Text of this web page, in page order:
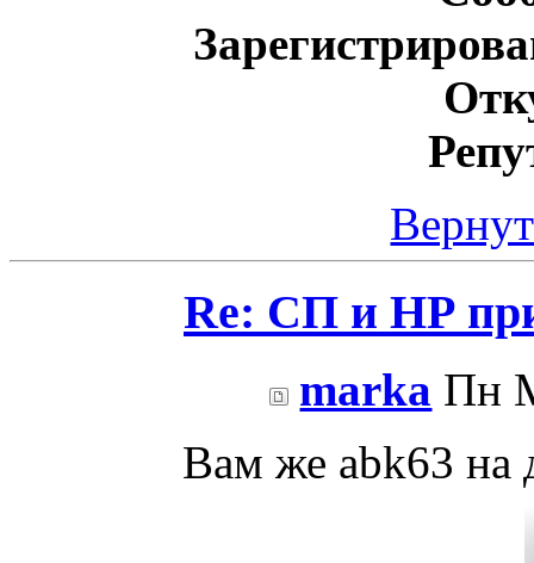
Re: СП и НР
marka Пн
Вам же abk63 на